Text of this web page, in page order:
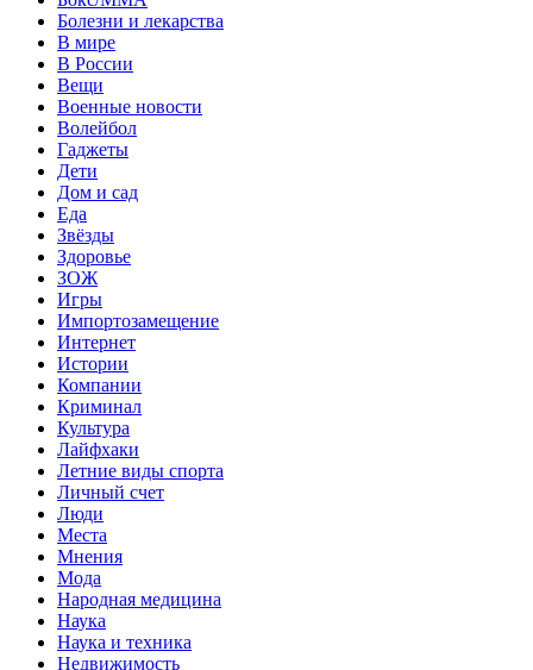
Болезни и лекарства
В мире
В России
Вещи
Военные новости
Волейбол
Гаджеты
Дети
Дом и сад
Еда
Звёзды
Здоровье
ЗОЖ
Игры
Импортозамещение
Интернет
Истории
Компании
Криминал
Культура
Лайфхаки
Летние виды спорта
Личный счет
Люди
Места
Мнения
Мода
Народная медицина
Наука
Наука и техника
Недвижимость